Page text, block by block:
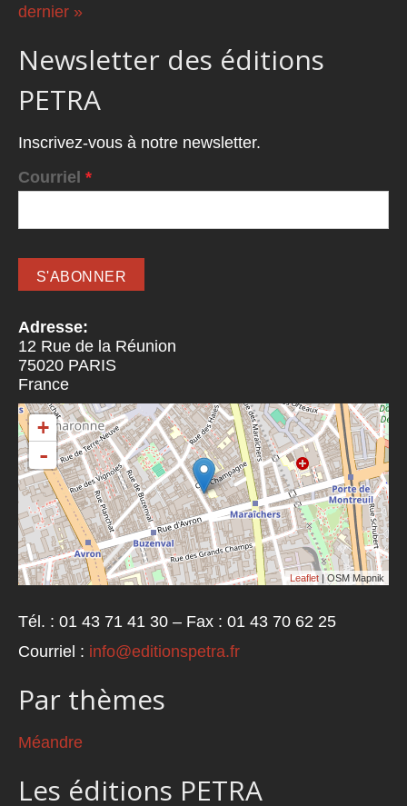
dernier »
Newsletter des éditions
PETRA
Inscrivez-vous à notre newsletter.
Courriel *
Adresse:
12 Rue de la Réunion
75020 PARIS
France
+
-
Leaflet | OSM Mapnik
Tél. : 01 43 71 41 30 – Fax : 01 43 70 62 25
Courriel : info@editionspetra.fr
Par thèmes
Méandre
Les éditions PETRA